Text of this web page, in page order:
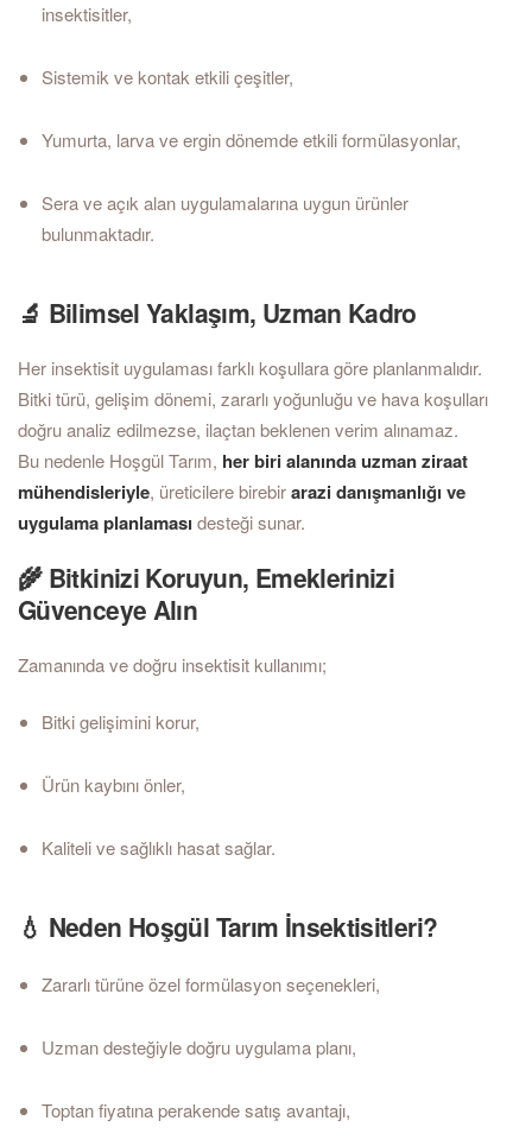
insektisitler,
Sistemik ve kontak etkili çeşitler,
Yumurta, larva ve ergin dönemde etkili formülasyonlar,
Sera ve açık alan uygulamalarına uygun ürünler
bulunmaktadır.
🔬 Bilimsel Yaklaşım, Uzman Kadro
Her insektisit uygulaması farklı koşullara göre planlanmalıdır.
Bitki türü, gelişim dönemi, zararlı yoğunluğu ve hava koşulları
doğru analiz edilmezse, ilaçtan beklenen verim alınamaz.
Bu nedenle Hoşgül Tarım, her biri alanında uzman ziraat
mühendisleriyle, üreticilere birebirarazi danışmanlığı ve
uygulama planlaması desteği sunar.
🌾 Bitkinizi Koruyun, Emeklerinizi
Güvenceye Alın
Zamanında ve doğru insektisit kullanımı;
Bitki gelişimini korur,
Ürün kaybını önler,
Kaliteli ve sağlıklı hasat sağlar.
💧 Neden Hoşgül Tarım İnsektisitleri?
Zararlı türüne özel formülasyon seçenekleri,
Uzman desteğiyle doğru uygulama planı,
Toptan fiyatına perakende satış avantajı,